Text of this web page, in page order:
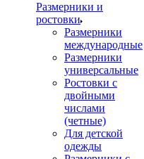
Размерники и
ростовки
Размерники
международные
Размерники
универсальные
Ростовки с
двойными
числами
(четные)
Для детской
одежды